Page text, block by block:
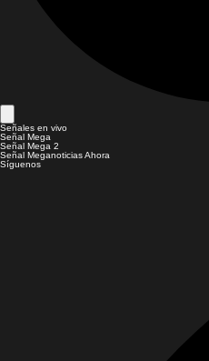
Señales en vivo
Señal Mega
Señal Mega 2
Señal Meganoticias Ahora
Síguenos